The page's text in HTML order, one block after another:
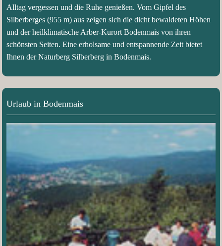
Alltag vergessen und die Ruhe genießen. Vom Gipfel des
Silberberges (955 m) aus zeigen sich die dicht bewaldeten Höhen
und der heilklimatische Arber-Kurort Bodenmais von ihren
schönsten Seiten. Eine erholsame und entspannende Zeit bietet
Ihnen der Naturberg Silberberg in Bodenmais.
Urlaub in Bodenmais